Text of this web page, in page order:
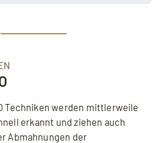
Techniken werden mittlerweile
erkannt und ziehen auch
Abmahnungen der